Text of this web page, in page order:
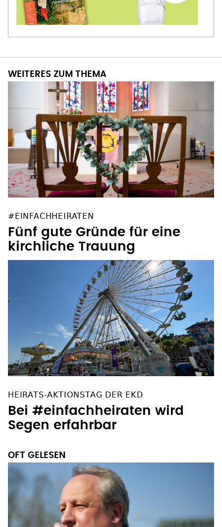
WEITERES ZUM THEMA
#EINFACHHEIRATEN
Fünf gute Gründe für eine
kirchliche Trauung
HEIRATS-AKTIONSTAG DER EKD
Bei #einfachheiraten wird
Segen erfahrbar
OFT GELESEN